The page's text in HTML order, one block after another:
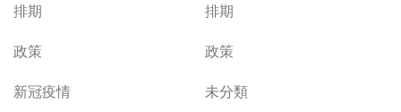
排期
排期
政策
政策
新冠疫情
未分類